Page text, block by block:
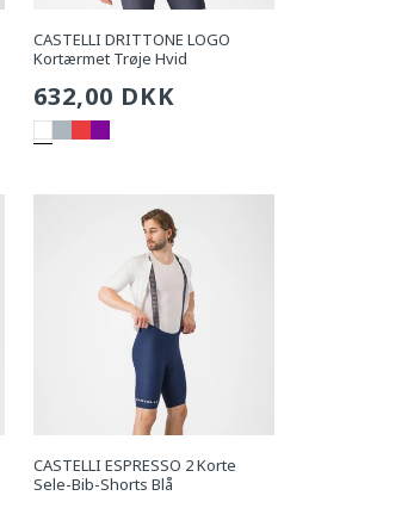
CASTELLI DRITTONE LOGO
Kortærmet Trøje Hvid
Sædvanlig
pris
632,00 DKK
CASTELLI ESPRESSO 2 Korte
Sele-Bib-Shorts Blå